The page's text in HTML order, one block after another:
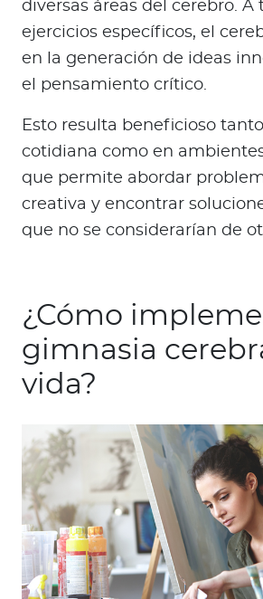
diversas áreas del cerebro. A
ejercicios específicos, el
en la generación de ideas
el pensamiento crítico.
Esto resulta beneficioso
cotidiana como en
que permite abordar
creativa y encontrar
que no se considerarían de
¿Cómo
gimnasia
vida?